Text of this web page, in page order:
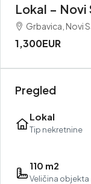
Lokal – Novi
Grbavica, Novi
1,300EUR
Pregled
Lokal
Tip nekretnine
110 m2
Veličina objekta